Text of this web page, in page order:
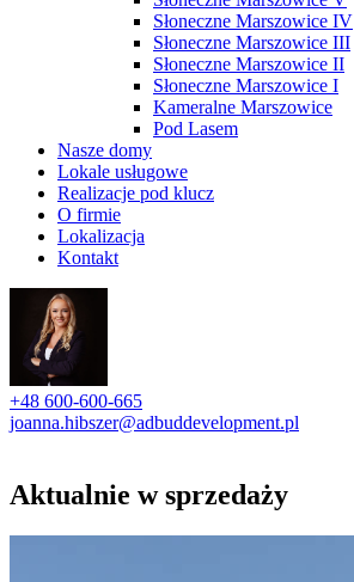
Słoneczne Marszowice IV
Słoneczne Marszowice III
Słoneczne Marszowice II
Słoneczne Marszowice I
Kameralne Marszowice
Pod Lasem
Nasze domy
Lokale usługowe
Realizacje pod klucz
O firmie
Lokalizacja
Kontakt
+48 600-600-665
joanna.hibszer@adbuddevelopment.pl
Aktualnie w sprzedaży